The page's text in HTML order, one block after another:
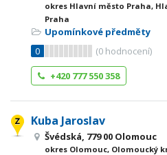
okres Hlavní město Praha,
Praha
Upomínkové předměty
0
(0 hodnocení)
+420 777 550 358
Kuba Jaroslav
Švédská, 779 00 Olomouc
okres Olomouc, Olomoucký